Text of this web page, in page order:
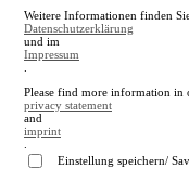
A
A
Weitere Informationen finden
Datenschutzerklärung
und im
Impressum
Please find more information in
privacy statement
and
imprint
Einstellung speichern/